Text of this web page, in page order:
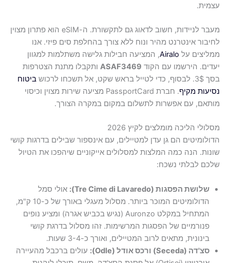
עצמית.
מעבר לניידות, חשוב לדאוג גם לתקשורת. ה-eSIM הוא פתרון מצוין
לחיבור אינטרנט מהיר ונוח ללא צורך בהחלפת סים פיזי. אנו
ממליצים על Airalo, המציעה חבילות גלישה משתלמות למגוון
יעדים. הירשמו עם הקוד ASAF3469 ותקבלו מתנת הצטרפות
בסך 3$. לבסוף, כדי לטייל בראש שקט, אל תשכחו לרכוש
ביטוח
נסיעות מקיף
. חברת PassportCard מציעה שירות מצוין וכיסוי
מותאם, עם אפשרות לתשלום במקום במקרה הצורך.
מסלולי הליכה מומלצים לקיץ 2026
הדולומיטים הם גן עדן למטיילים, עם אינספור שבילים בדרגות קושי
שונות. הנה כמה המלצות למסלולים אייקוניים שיהפכו את הטיול
שלכם לבלתי נשכח:
שלושת הפסגות (Tre Cime di Lavaredo):
אולי סמל
הדולומיטים המוכר ביותר. מסלול מעגלי באורך של כ-10 ק"מ,
המתחיל במקלט Auronzo (נגיש בכביש אגרה) ומציע נופים
פנורמיים של הפסגות המרשימות. זהו מסלול בדרגת קושי
בינונית, מתאים לרוב המטיילים, ואורך כ-3-4 שעות.
סצ'דה (Seceda) ורכס אודל (Odle):
עולים ברכבל מהעיירה